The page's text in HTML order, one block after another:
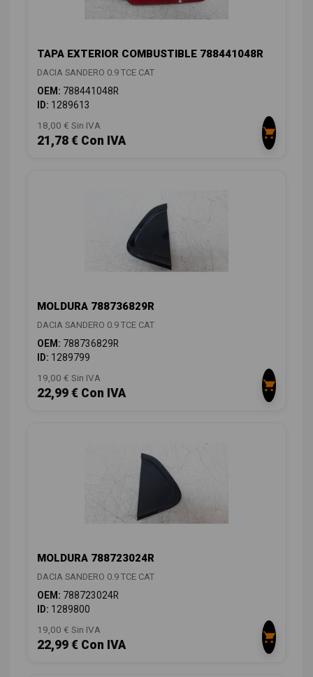
TAPA EXTERIOR COMBUSTIBLE 788441048R
DACIA SANDERO 0.9 TCE CAT
OEM: 788441048R
ID: 1289613
18,00 € Sin IVA
21,78 € Con IVA
MOLDURA 788736829R
DACIA SANDERO 0.9 TCE CAT
OEM: 788736829R
ID: 1289799
19,00 € Sin IVA
22,99 € Con IVA
MOLDURA 788723024R
DACIA SANDERO 0.9 TCE CAT
OEM: 788723024R
ID: 1289800
19,00 € Sin IVA
22,99 € Con IVA